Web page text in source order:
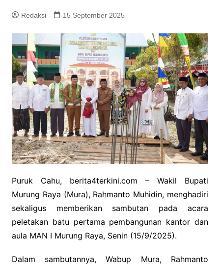
Redaksi 15 September 2025
Puruk Cahu, berita4terkini.com – Wakil Bupati
Murung Raya (Mura), Rahmanto Muhidin, menghadiri
sekaligus memberikan sambutan pada acara
peletakan batu pertama pembangunan kantor dan
aula MAN I Murung Raya, Senin (15/9/2025).
Dalam sambutannya, Wabup Mura, Rahmanto